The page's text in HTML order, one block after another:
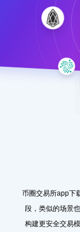
币圈交易所app下
段，类似的场景
构建更安全交易